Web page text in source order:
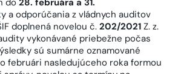
do 28. februára a 31.
a odporúčania z vládnych auditov
doplnená novelou č. 202/2021 Z. z.
vykonávané priebežne počas
sú sumárne oznamované
februári nasledujúceho roka formou